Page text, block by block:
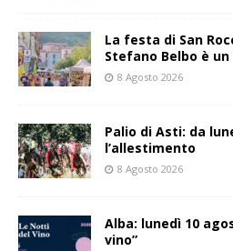
La festa di San
Stefano Belbo è
8 Agosto 2026
Palio di Asti: da
l’allestimento
8 Agosto 2026
Alba: lunedì 10
vino”